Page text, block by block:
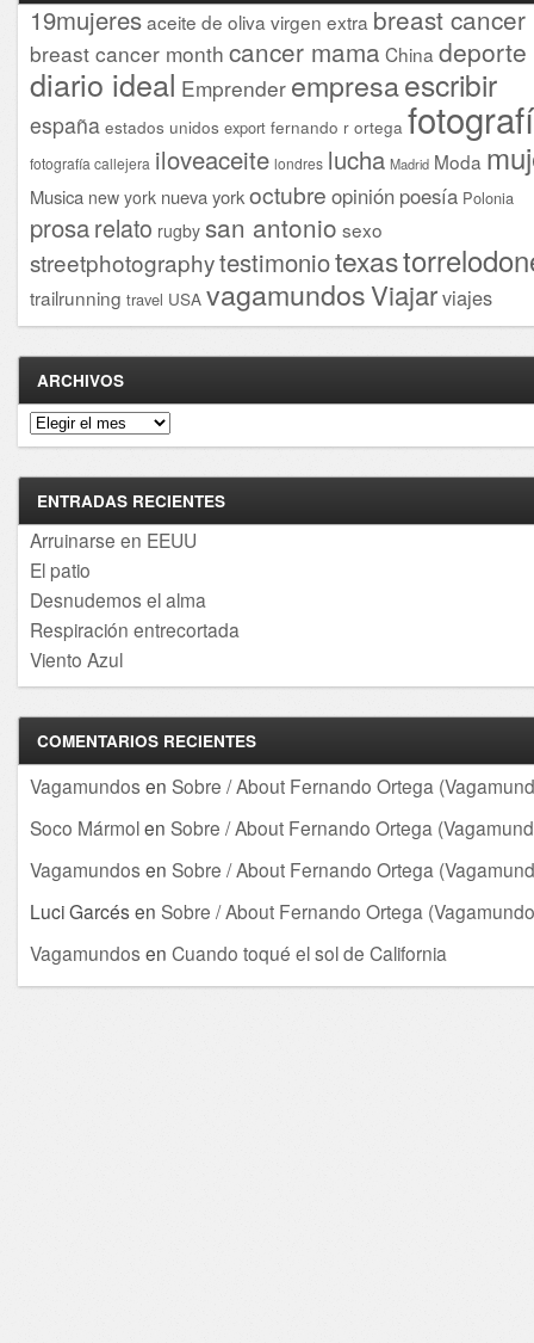
19mujeresaceite de oliva virgen extra breast cancer
breast cancer month cancer mama China deporte
diario ideal Emprender empresaescribir
españa estados unidos export fernando r ortega
fotografía callejera iloveaceite londres lucha Madrid Moda
Musica new york nueva yorkoctubre opinión poesía Polonia
prosarelato rugby san antonio sexo
streetphotographytestimoniotexas
trailrunning travel USA vagamundosViajarviajes
ARCHIVOS
Archivos
ENTRADAS RECIENTES
Arruinarse en EEUU
El patio
Desnudemos el alma
Respiración entrecortada
Viento Azul
COMENTARIOS RECIENTES
Vagamundos en Sobre / About Fernando Ortega
Soco Mármolen Sobre / About Fernando Ortega
Vagamundos en Sobre / About Fernando Ortega
Luci Garcés en Sobre / About Fernando Ortega
Vagamundos en Cuando toqué el sol de California